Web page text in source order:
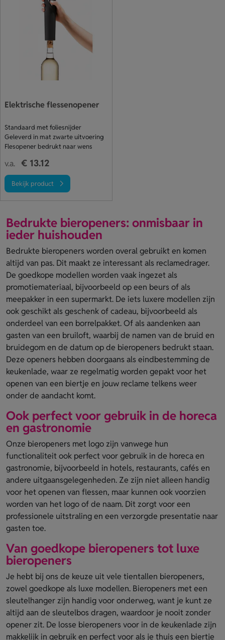
Elektrische flessenopener
Standaard met foliesnijder
Geleverd in mat zwarte uitvoering
Flesopener bedrukt naar wens
v.a. € 13.12
Bekijk product
Bedrukte bieropeners: onmisbaar in
ieder huishouden
Bedrukte bieropeners worden overal gebruikt en komen
altijd van pas. Dit maakt ze interessant als reclamedrager.
De goedkope modellen worden vaak ingezet als
promotiemateriaal, bijvoorbeeld op een beurs of als
meepakker in een supermarkt. De iets luxere modellen zijn
ook geschikt als geschenk of cadeau, bijvoorbeeld als
onderdeel van een borrelpakket. Of als aandenken aan
gasten van een bruiloft, waarbij de namen van de bruid en
bruidegom en de datum op de bieropeners bedrukt staan.
Deze openers hebben doorgaans als eindbestemming de
keukenlade, waar ze regelmatig worden gepakt voor het
openen van een biertje en jouw reclame telkens weer
onder de aandacht komt.
Ook perfect voor gebruik in de horeca
en gastronomie
Onze bieropeners met logo zijn vanwege hun
functionaliteit ook perfect voor gebruik in de horeca en
gastronomie, bijvoorbeeld in hotels, restaurants, cafés en
andere uitgaansgelegenheden. Ze zijn niet alleen handig
voor het openen van flessen, maar kunnen ook voorzien
worden van het logo of de naam. Dit zorgt voor een
professionele uitstraling en een verzorgde presentatie naar
gasten toe.
Van goedkope bieropeners tot luxe
bieropeners
Je hebt bij ons de keuze uit vele tientallen bieropeners,
zowel goedkope als luxe modellen. Bieropeners met een
sleutelhanger zijn handig voor onderweg, want je kunt ze
altijd aan de sleutelbos dragen, waardoor je nooit zonder
opener zit. De losse bieropeners voor in de keukenlade zijn
makkelijk in gebruik en perfect voor als je thuis een biertje